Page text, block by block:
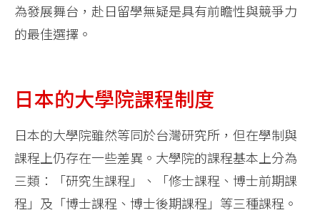
為發展舞台，赴日留學無疑是具有前瞻性與競爭力
的最佳選擇。
日本的大學院課程制度
日本的大學院雖然等同於台灣研究所，但在學制與
課程上仍存在一些差異。大學院的課程基本上分為
三類：「研究生課程」、「修士課程、博士前期課
程」及「博士課程、博士後期課程」等三種課程。